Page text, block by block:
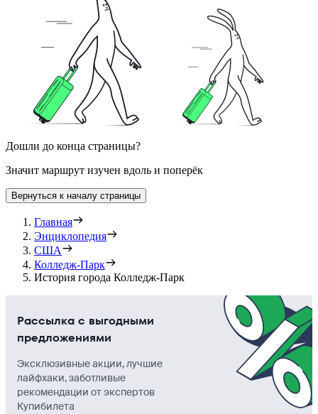
Дошли до конца страницы?
Значит маршрут изучен вдоль и поперёк
Вернуться к началу страницы
Главная
Энциклопедия
США
Колледж-Парк
История города Колледж-Парк
Рассылка с выгодными
предложениями
Эксклюзивные акции, лучшие
лайфхаки, заботливые
рекомендации от экспертов
Купибилета